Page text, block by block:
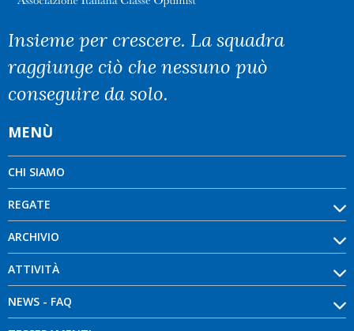
Insieme per crescere. La squadra
raggiunge ciò che nessuno può
conseguire da solo.
MENÙ
CHI SIAMO
REGATE
ARCHIVIO
ATTIVITÀ
NEWS - FAQ